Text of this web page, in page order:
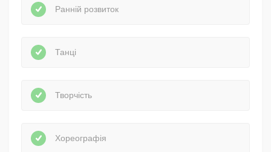
Ранній розвиток
Танці
Творчість
Хореографія